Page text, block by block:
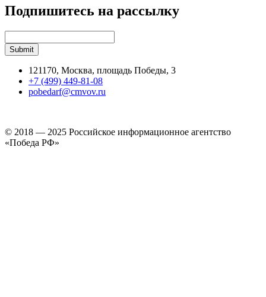
Подпишитесь на рассылку
121170, Москва, площадь Победы, 3
+7 (499) 449-81-08
pobedarf@cmvov.ru
© 2018 — 2025 Российское информационное агентство
«Победа РФ»